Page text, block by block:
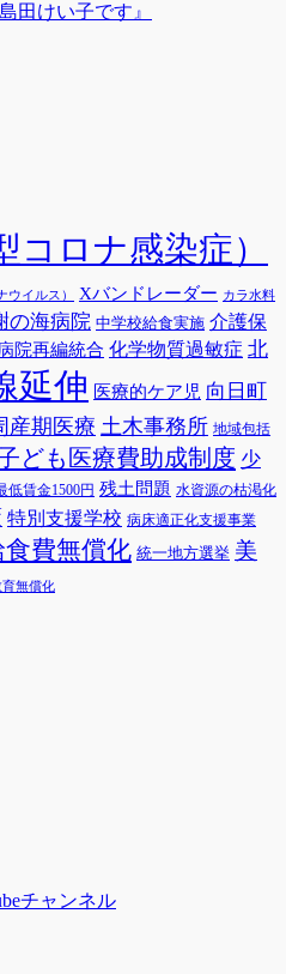
田けい子です』
コロナ感染症）
ウイルス） Xバンドレーダー カラ水料
の海病院 中学校給食実施 介護保
院再編統合 化学物質過敏症 北
延伸 医療的ケア児 向日町
産期医療 土木事務所 地域包括
ども医療費助成制度 少
低賃金1500円 残土問題 水資源の枯渇化
特別支援学校 病床適正化支援事業
食費無償化 統一地方選挙 美
無償化
チャンネル